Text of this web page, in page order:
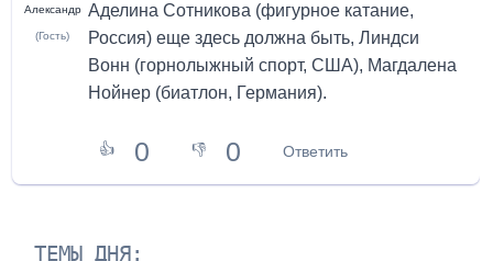
Александр
(Гость)
Аделина Сотникова (фигурное катание,
Россия) еще здесь должна быть, Линдси
Вонн (горнолыжный спорт, США), Магдалена
Нойнер (биатлон, Германия).
👍 0 👎 0 Ответить
ТЕМЫ ДНЯ: